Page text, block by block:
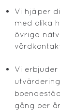
Vi hjälper
med olika
övriga
​Vi erbjuder
gång per